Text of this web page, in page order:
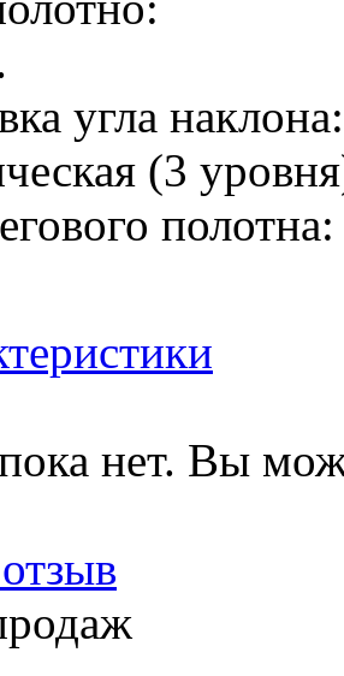
угла наклона:
(3
полотна:
нет. Вы